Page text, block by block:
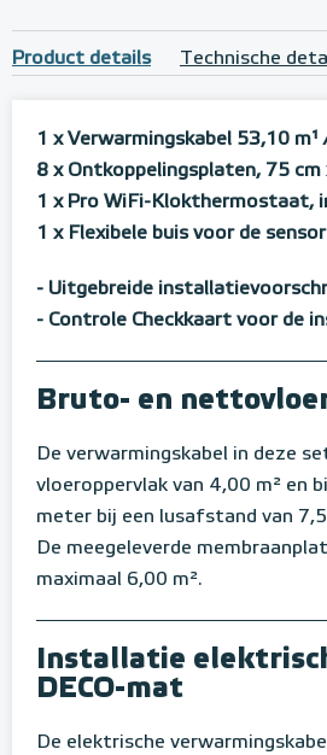
Product details Technische
1 x Verwarmingskabel 53,10 m¹
8 x Ontkoppelingsplaten, 75 cm
1 x Pro WiFi-Klokthermostaat,
1 x Flexibele buis voor de sensor
- Uitgebreide
- Controle Checkkaart voor de
Bruto- en
De verwarmingskabel in deze
vloeroppervlak van 4,00 m² en
meter bij een lusafstand van
De meegeleverde
maximaal 6,00 m².
Installatie
DECO-mat
De elektrische